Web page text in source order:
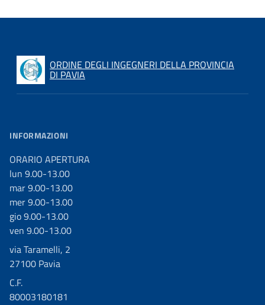
ORDINE DEGLI INGEGNERI DELLA PROVINCIA
DI PAVIA
INFORMAZIONI
ORARIO APERTURA
lun 9.00-13.00
mar 9.00-13.00
mer 9.00-13.00
gio 9.00-13.00
ven 9.00-13.00
via Taramelli, 2
27100 Pavia
C.F.
80003180181